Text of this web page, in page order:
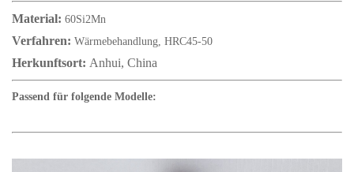
Material: 60Si2Mn
Verfahren: Wärmebehandlung, HRC45-50
Herkunftsort: Anhui, China
Passend für folgende Modelle: